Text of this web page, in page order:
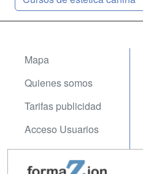
Mapa
Quienes somos
Tarifas publicidad
Acceso Usuarios
Acceso Centros